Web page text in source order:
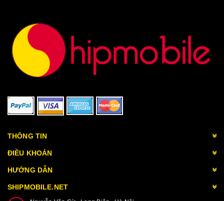
THÔNG TIN
ĐIỀU KHOẢN
HƯỚNG DẪN
SHIPMOBILE.NET